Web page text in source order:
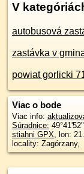
V
autobusová
zastávka v
powiat gorlicki
Viac o bode
Viac info:
Súradnice:
stiahni GPX, lon:
locality: Zagórzany,